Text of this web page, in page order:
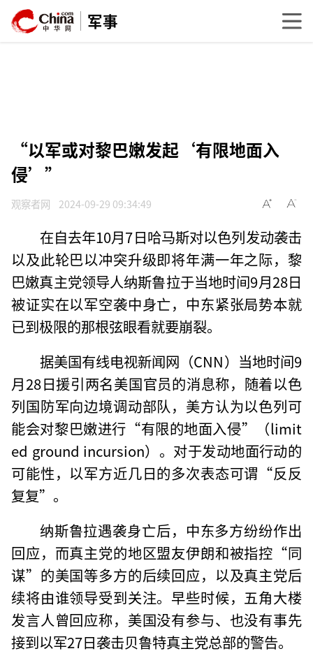
军事
“以军或对黎巴嫩发起‘有限地面入
侵’”
观察者网 2024-09-29 09:34:49
在自去年10月7日哈马斯对以色列发动袭击
以及此轮巴以冲突升级即将年满一年之际，黎
巴嫩真主党领导人纳斯鲁拉于当地时间9月28日
被证实在以军空袭中身亡，中东紧张局势本就
已到极限的那根弦眼看就要崩裂。
据美国有线电视新闻网（CNN）当地时间9
月28日援引两名美国官员的消息称，随着以色
列国防军向边境调动部队，美方认为以色列可
能会对黎巴嫩进行“有限的地面入侵”（limit
ed ground incursion）。对于发动地面行动的
可能性，以军方近几日的多次表态可谓“反反
复复”。
纳斯鲁拉遇袭身亡后，中东多方纷纷作出
回应，而真主党的地区盟友伊朗和被指控“同
谋”的美国等多方的后续回应，以及真主党后
续将由谁领导受到关注。早些时候，五角大楼
发言人曾回应称，美国没有参与、也没有事先
接到以军27日袭击贝鲁特真主党总部的警告。